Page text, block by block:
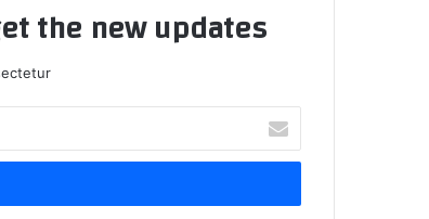
the new updates!
خ
ب